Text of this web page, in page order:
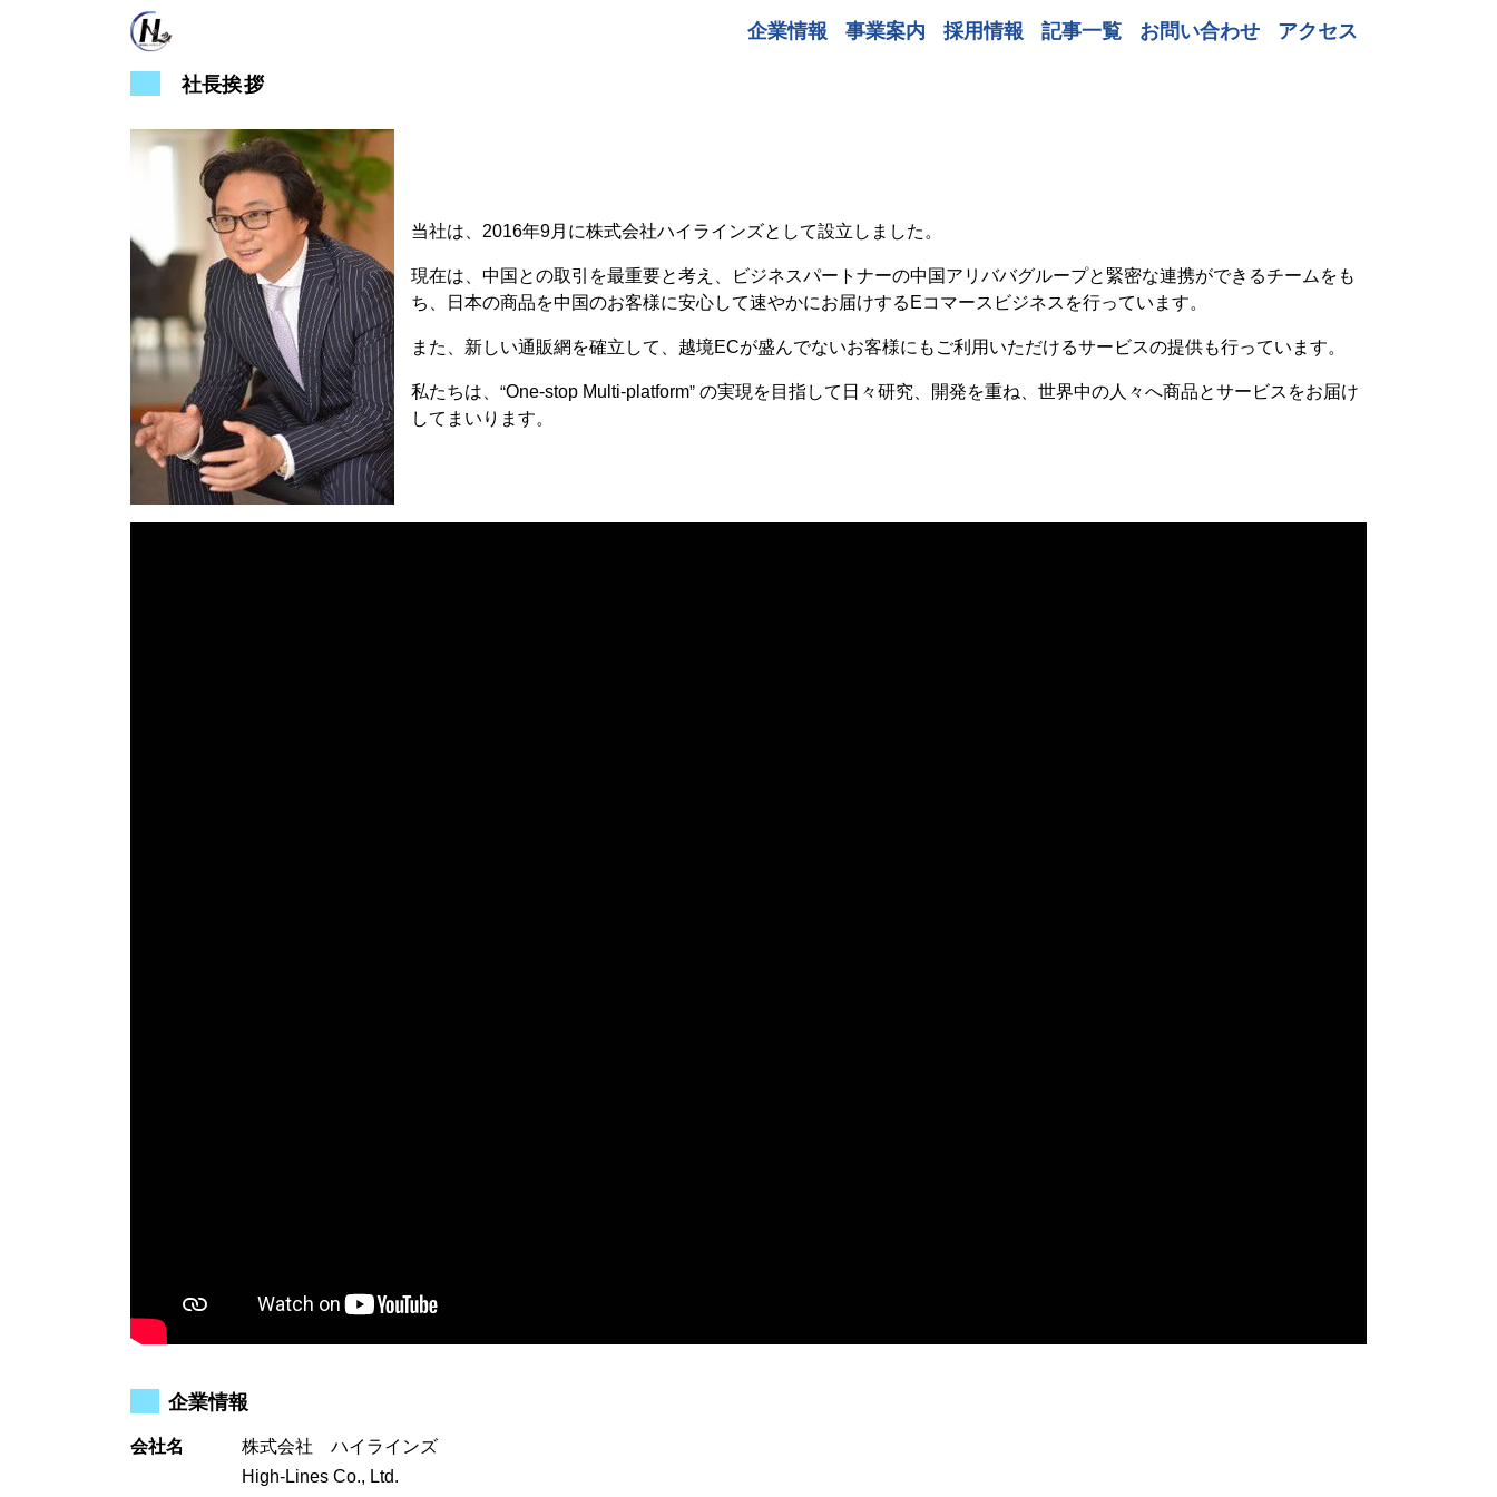
企業情報 事業案内 採用情報 記事一覧 お問い合わせ アクセス
社長挨拶
当社は、2016年9月に株式会社ハイラインズとして設立しました。
現在は、中国との取引を最重要と考え、ビジネスパートナーの中国アリババグループと緊密な連携ができるチームをも
ち、日本の商品を中国のお客様に安心して速やかにお届けするEコマースビジネスを行っています。
また、新しい通販網を確立して、越境ECが盛んでないお客様にもご利用いただけるサービスの提供も行っています。
私たちは、 “One-stop Multi-platform” の実現を目指して日々研究、開発を重ね、世界中の人々へ商品とサービスをお届け
してまいります。
企業情報
会社名
株式会社 ハイラインズ
High-Lines Co., Ltd.